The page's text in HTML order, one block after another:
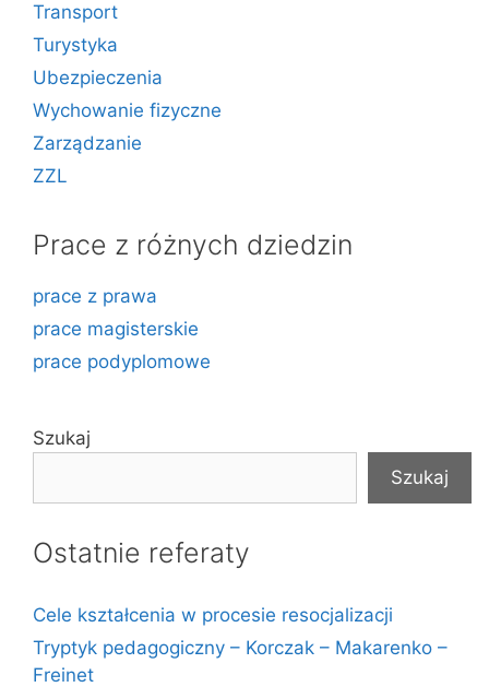
Transport
Turystyka
Ubezpieczenia
Wychowanie fizyczne
Zarządzanie
ZZL
Prace z różnych dziedzin
prace z prawa
prace magisterskie
prace podyplomowe
Szukaj
Szukaj
Ostatnie referaty
Cele kształcenia w procesie resocjalizacji
Tryptyk pedagogiczny – Korczak – Makarenko –
Freinet